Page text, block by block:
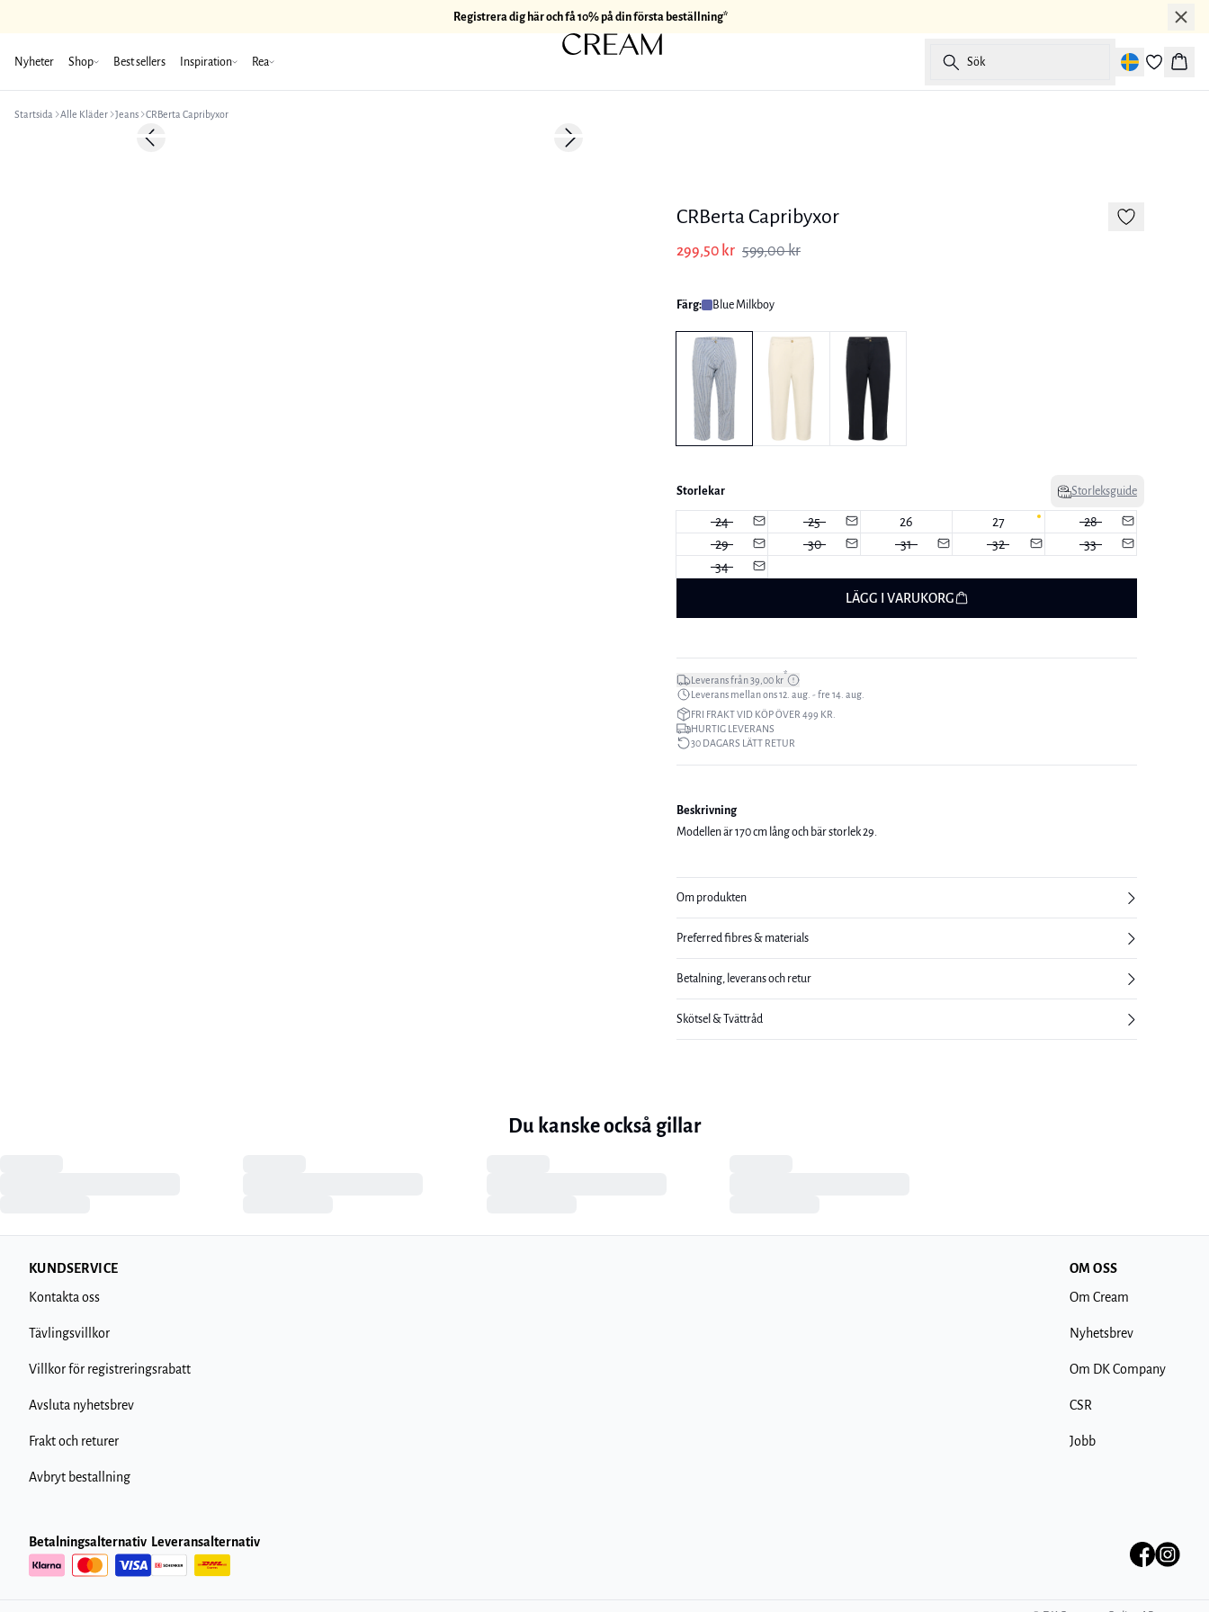
Registrera dig här och få 10% på din första beställning*
Nyheter Shop Best sellers Inspiration Rea Sök
Korg
Startsida Alle Kläder Jeans CRBerta Capribyxor
-50%Previous slide Next slide
CRBerta Capribyxor
299,50 kr 599,00 kr
Färg: Blue Milkboy
Storlekar Storleksguide
24 25 26 27
28
29
30 31 32
33
34
LÄGG I VARUKORG
Leverans från 39,00 kr*
Leverans mellan ons 12. aug. - fre 14. aug.
FRI FRAKT VID KÖP ÖVER 499 KR.
HURTIG LEVERANS
30 DAGARS LÄTT RETUR
Beskrivning
Modellen är 170 cm lång och bär storlek 29.
Om produkten
Preferred fibres & materials
Betalning, leverans och retur
Skötsel & Tvättråd
Du kanske också gillar
KUNDSERVICE
Kontakta oss
Tävlingsvillkor
Villkor för registreringsrabatt
Avsluta nyhetsbrev
Frakt och returer
Avbryt bestallning
OM OSS
Om Cream
Nyhetsbrev
Om DK Company
CSR
Jobb
Betalningsalternativ Leveransalternativ